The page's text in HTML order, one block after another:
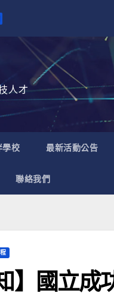
人才
學校 最新活動公告
聯絡我們
】國立